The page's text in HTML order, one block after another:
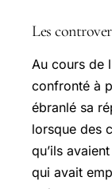
Les
Au cours de
confronté à
ébranlé sa
lorsque des
qu’ils
qui avait